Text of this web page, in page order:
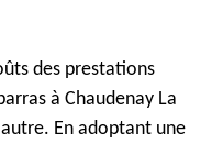
des prestations
à Chaudenay La
En adoptant une